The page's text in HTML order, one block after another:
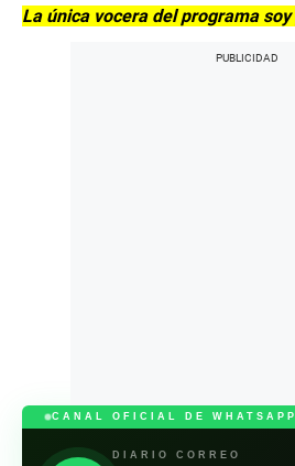
La única vocera del programa soy
CANAL OFICIAL DE WHATSAPP
DIARIO CORREO